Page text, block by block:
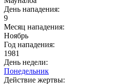
День нападения:
9
Месяц нападения:
Ноябрь
Год нападения:
1981
День недели:
Понедельник
Действие жертвы: